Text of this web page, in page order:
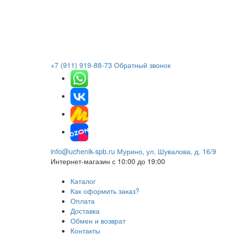
+7 (911) 919-88-73 Обратный звонок
info@uchenik-spb.ru Мурино, ул. Шувалова, д. 16/9
Интернет-магазин с 10:00 до 19:00
Каталог
Как оформить заказ?
Оплата
Доставка
Обмен и возврат
Контакты